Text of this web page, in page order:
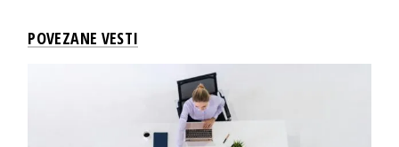
POVEZANE VESTI